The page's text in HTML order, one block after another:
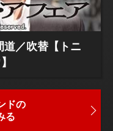
道／吹替【トニ
ドの
る